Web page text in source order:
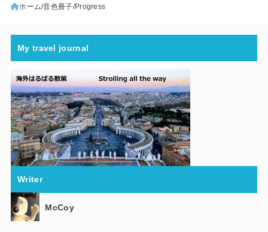
ホーム 音色冊子 Progress
My travel journal
Writer
McCoy